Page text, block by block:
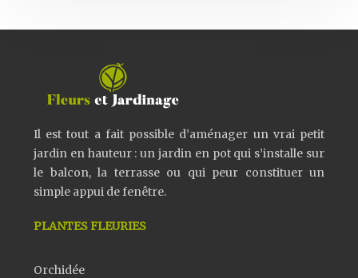
Il est tout a fait possible d’aménager un vrai petit
jardin en hauteur : un jardin en pot qui s’installe sur
le balcon, la terrasse ou qui peur constituer un
simple appui de fenêtre.
PLANTES FLEURIES
Orchidée